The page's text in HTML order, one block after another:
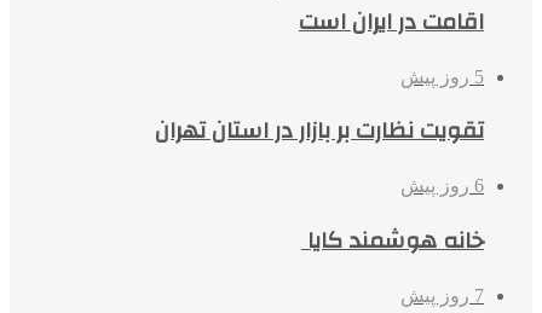
اقامت در ایران است
5 روز پیش
تقویت نظارت بر بازار در استان تهران
6 روز پیش
خانه هوشمند کایا
7 روز پیش